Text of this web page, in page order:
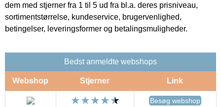
dem med stjerner fra 1 til 5 ud fra bl.a. deres prisniveau,
sortimentstørrelse, kundeservice, brugervenlighed,
betingelser, leveringsformer og betalingsmuligheder.
Bedst anmeldte webshops
Webshop Stjerner Link
Besøg webshop